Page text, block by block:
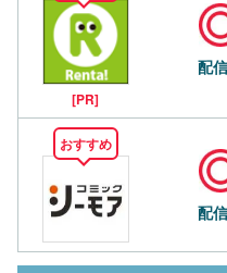
[PR]
配
おすすめ
配